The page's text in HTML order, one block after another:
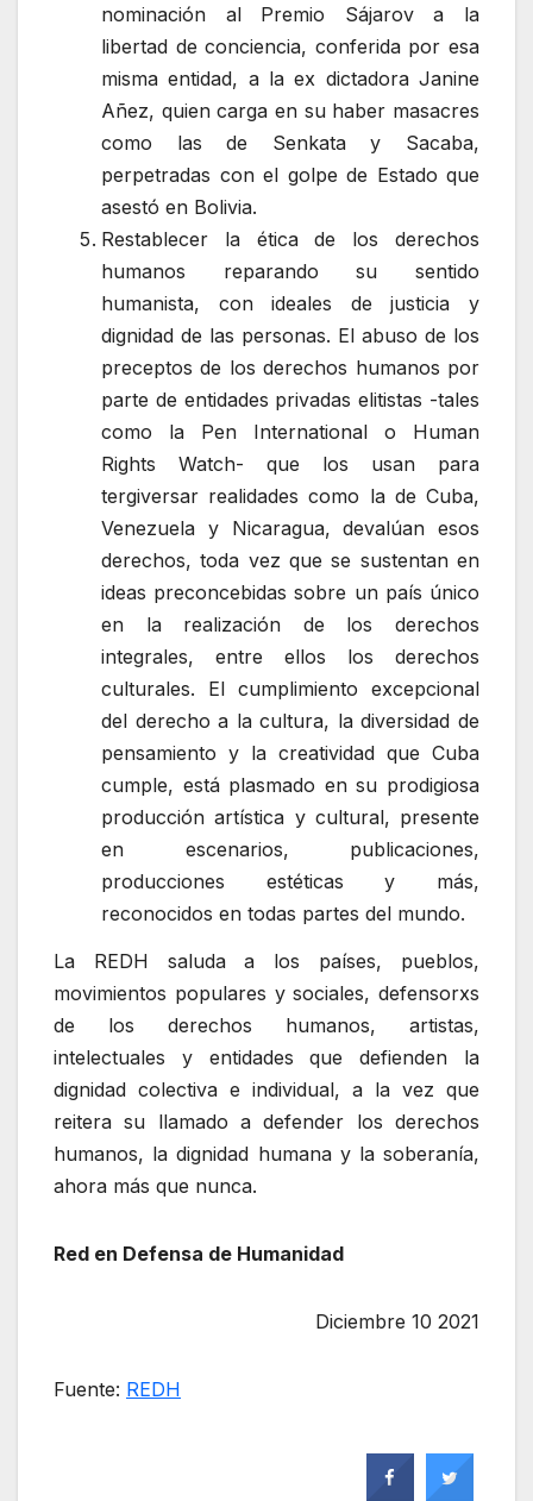
nominación al Premio Sájarov a la
libertad de conciencia, conferida por esa
misma entidad, a la ex dictadora Janine
Añez, quien carga en su haber masacres
como las de Senkata y Sacaba,
perpetradas con el golpe de Estado que
asestó en Bolivia.
Restablecer la ética de los derechos
humanos reparando su sentido
humanista, con ideales de justicia y
dignidad de las personas. El abuso de los
preceptos de los derechos humanos por
parte de entidades privadas elitistas -tales
como la Pen International o Human
Rights Watch- que los usan para
tergiversar realidades como la de Cuba,
Venezuela y Nicaragua, devalúan esos
derechos, toda vez que se sustentan en
ideas preconcebidas sobre un país único
en la realización de los derechos
integrales, entre ellos los derechos
culturales. El cumplimiento excepcional
del derecho a la cultura, la diversidad de
pensamiento y la creatividad que Cuba
cumple, está plasmado en su prodigiosa
producción artística y cultural, presente
en escenarios, publicaciones,
producciones estéticas y más,
reconocidos en todas partes del mundo.
La REDH saluda a los países, pueblos,
movimientos populares y sociales, defensorxs
de los derechos humanos, artistas,
intelectuales y entidades que defienden la
dignidad colectiva e individual, a la vez que
reitera su llamado a defender los derechos
humanos, la dignidad humana y la soberanía,
ahora más que nunca.
Red en Defensa de Humanidad
Diciembre 10 2021
Fuente: REDH